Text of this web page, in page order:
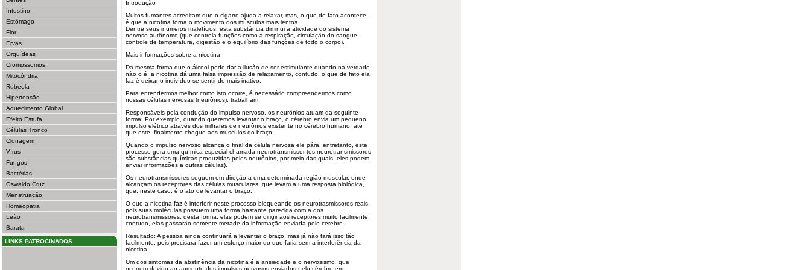
Intestino
Estômago
Flor
Ervas
Orquídeas
Cromossomos
Mitocôndria
Rubéola
Hipertensão
Aquecimento Global
Efeito Estufa
Células Tronco
Clonagem
Vírus
Fungos
Bactérias
Oswaldo Cruz
Menstruação
Homeopatia
Leão
Barata
LINKS PATROCINADOS
Introdução
Muitos fumantes acreditam que o cigarro ajuda a relaxar, mas, o que de fato acontece,
é que a nicotina torna o movimento dos músculos mais lentos.
Dentre seus inúmeros malefícios, esta substância diminui a atividade do sistema
nervoso autônomo (que controla funções como a respiração, circulação do sangue,
controle de temperatura, digestão e o equilíbrio das funções de todo o corpo).
Mais informações sobre a nicotina
Da mesma forma que o álcool pode dar a ilusão de ser estimulante quando na verdade
não o é, a nicotina dá uma falsa impressão de relaxamento, contudo, o que de fato ela
faz é deixar o indivíduo se sentindo mais inativo.
Para entendermos melhor como isto ocorre, é necessário compreendermos como
nossas células nervosas (neurônios), trabalham.
Responsáveis pela condução do impulso nervoso, os neurônios atuam da seguinte
forma: Por exemplo, quando queremos levantar o braço, o cérebro envia um pequeno
impulso elétrico através dos milhares de neurônios existente no cérebro humano, até
que este, finalmente chegue aos músculos do braço.
Quando o impulso nervoso alcança o final da célula nervosa ele pára, entretanto, este
processo gera uma química especial chamada neurotransmissor (os neurotransmissores
são substâncias químicas produzidas pelos neurônios, por meio das quais, eles podem
enviar informações a outras células).
Os neurotransmissores seguem em direção a uma determinada região muscular, onde
alcançam os receptores das células musculares, que levam a uma resposta biológica,
que, neste caso, é o ato de levantar o braço.
O que a nicotina faz é interferir neste processo bloqueando os neurotrasmissores reais,
pois suas moléculas possuem uma forma bastante parecida com a dos
neurotransmissores, desta forma, elas podem se dirigir aos receptores muito facilmente;
contudo, elas passarão somente metade da informação enviada pelo cérebro.
Resultado: A pessoa ainda continuará a levantar o braço, mas já não fará isso tão
facilmente, pois precisará fazer um esforço maior do que faria sem a interferência da
nicotina.
Um dos sintomas da abstinência da nicotina é a ansiedade e o nervosismo, que
ocorrem devido ao aumento dos impulsos nervosos enviados pelo cérebro em